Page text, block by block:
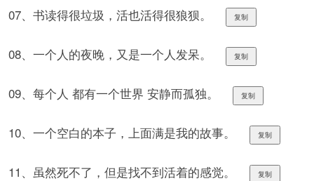
07、书读得很垃圾，活也活得很狼狈。 复制
08、一个人的夜晚，又是一个人发呆。 复制
09、每个人 都有一个世界 安静而孤独。 复制
10、一个空白的本子，上面满是我的故事。 复制
11、虽然死不了，但是找不到活着的感觉。 复制